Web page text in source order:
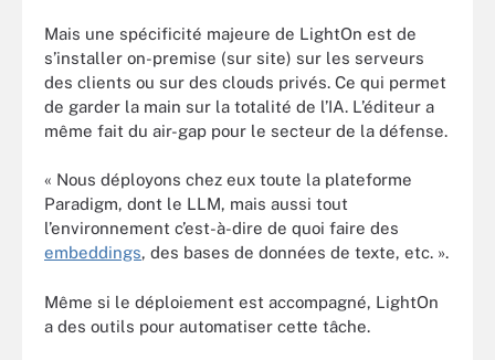
Mais une spécificité majeure de LightOn est de
s’installer on-premise (sur site) sur les serveurs
des clients ou sur des clouds privés. Ce qui permet
de garder la main sur la totalité de l’IA. L’éditeur a
même fait du air-gap pour le secteur de la défense.
« Nous déployons chez eux toute la plateforme
Paradigm, dont le LLM, mais aussi tout
l’environnement c’est-à-dire de quoi faire des
embeddings, des bases de données de texte, etc. ».
Même si le déploiement est accompagné, LightOn
a des outils pour automatiser cette tâche.